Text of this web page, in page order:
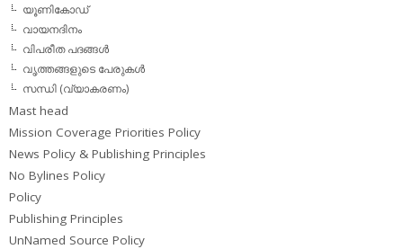
യൂണികോഡ്
വായനദിനം
വിപരീത പദങ്ങള്‍
വൃത്തങ്ങളുടെ പേരുകള്‍
സന്ധി (വ്യാകരണം)
Mast head
Mission Coverage Priorities Policy
News Policy & Publishing Principles
No Bylines Policy
Policy
Publishing Principles
UnNamed Source Policy